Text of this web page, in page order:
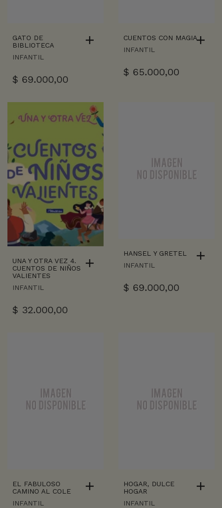
GATO DE
BIBLIOTECA
INFANTIL
$ 69.000,00
CUENTOS CON MAGIA
INFANTIL
$ 65.000,00
UNA Y OTRA VEZ 4.
CUENTOS DE NIÑOS
VALIENTES
INFANTIL
$ 32.000,00
HANSEL Y GRETEL
INFANTIL
$ 69.000,00
EL FABULOSO
CAMINO AL COLE
INFANTIL
HOGAR, DULCE
HOGAR
INFANTIL